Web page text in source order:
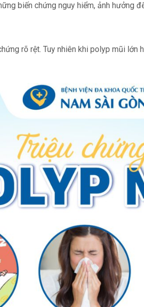
biến chứng nguy hiểm, ảnh hưởng
rõ rệt. Tuy nhiên khi polyp mũi lớn